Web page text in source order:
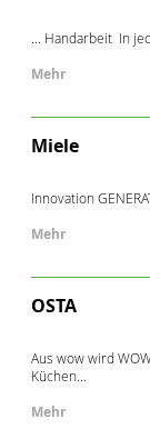
... Handarbeit In
Mehr
Miele
Innovation
Mehr
OSTA
Aus wow wird
Küchen...
Mehr